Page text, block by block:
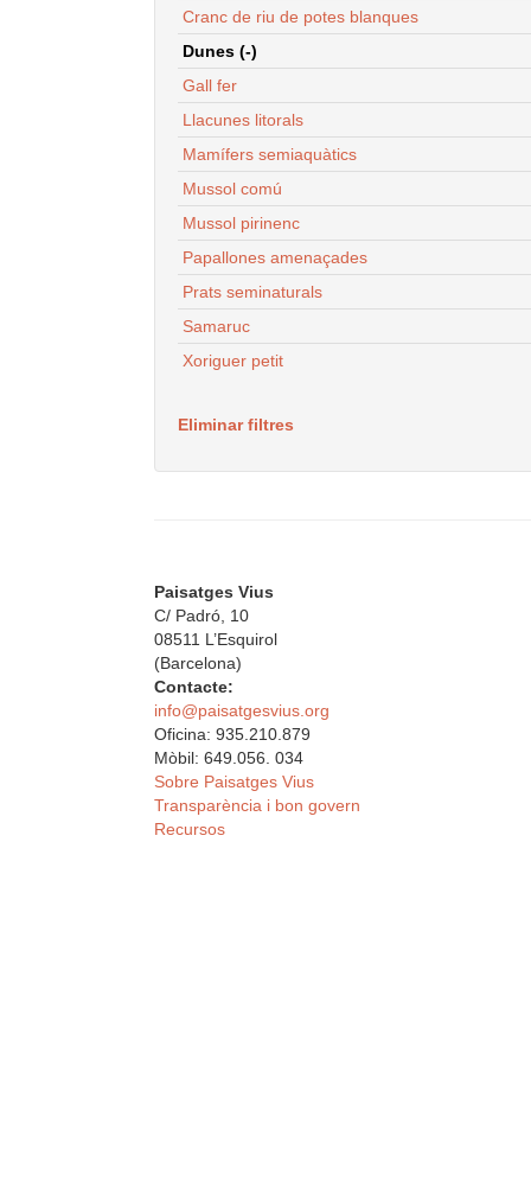
Cranc de riu de potes blanques
Dunes (-)
Gall fer
Llacunes litorals
Mamífers semiaquàtics
Mussol comú
Mussol pirinenc
Papallones amenaçades
Prats seminaturals
Samaruc
Xoriguer petit
Eliminar filtres
Paisatges Vius
C/ Padró, 10
08511 L’Esquirol
(Barcelona)
Contacte:
info@paisatgesvius.org
Oficina: 935.210.879
Mòbil: 649.056. 034
Sobre Paisatges Vius
Transparència i bon govern
Recursos